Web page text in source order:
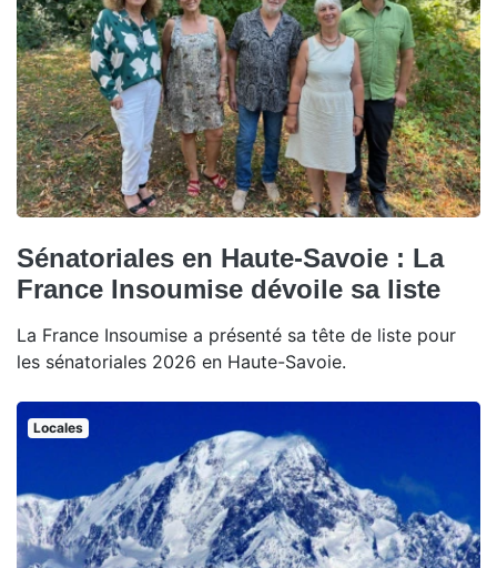
Sénatoriales en Haute-Savoie : La
France Insoumise dévoile sa liste
La France Insoumise a présenté sa tête de liste pour
les sénatoriales 2026 en Haute-Savoie.
Locales